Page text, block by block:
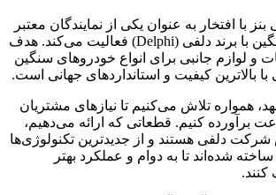
با افتخار به عنوان یکی از نمایندگان معتبر
قطعات خودروی سنگین با برند دلفی (Delphi) فعالیت می‌کند. هدف
و لوازم جانبی برای انواع خودروهای سنگین
بالاترین کیفیت و استانداردهای جهانی است.
همواره تلاش می‌کنیم تا نیازهای مشتریان
برآورده کنیم. قطعاتی که ارائه می‌دهیم،
دلفی هستند و از جدیدترین تکنولوژی‌ها
شده‌اند تا به دوام و عملکرد بهتر